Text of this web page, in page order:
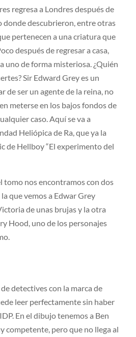
regresa a Londres después de
donde descubrieron, entre otras
pertenecen a una criatura que
después de regresar a casa,
uno de forma misteriosa. ¿Quién
Sir Edward Grey es un
de ser un agente de la reina, no
meterse en los bajos fondos de
caso. Aquí se va a
Heliópica de Ra, que ya la
de Hellboy “El experimento del
tomo nos encontramos con dos
que vemos a Edwar Grey
de unas brujas y la otra
Hood, uno de los personajes
detectives con la marca de
leer perfectamente sin haber
En el dibujo tenemos a Ben
competente, pero que no llega al